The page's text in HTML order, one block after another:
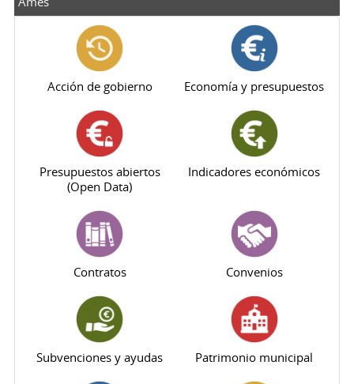
Acción de gobierno Economía y presupuestos
Presupuestos abiertos
(Open Data)
Indicadores económicos
Contratos Convenios
Subvenciones y ayudas Patrimonio municipal